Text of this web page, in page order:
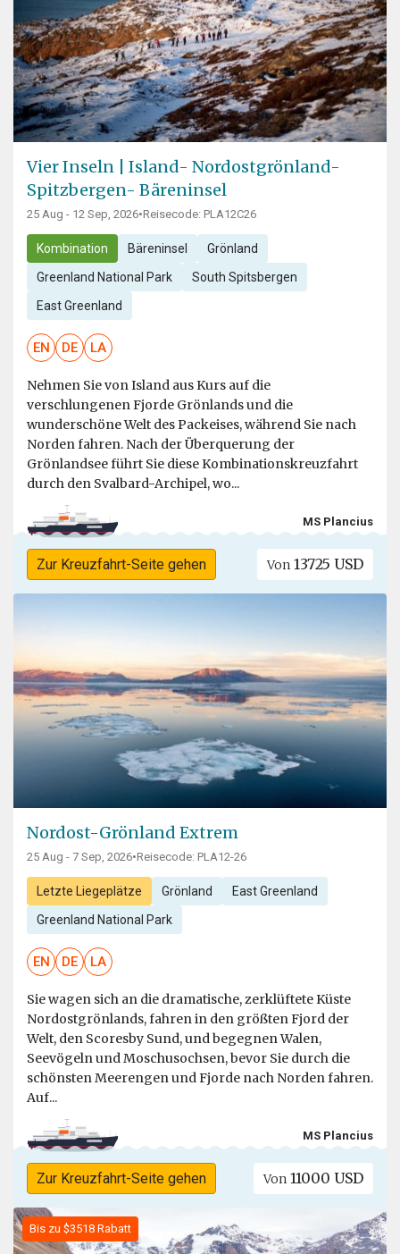
Vier Inseln | Island- Nordostgrönland-
Spitzbergen- Bäreninsel
25 Aug - 12 Sep, 2026•Reisecode: PLA12C26
Kombination Bäreninsel Grönland
Greenland National Park South Spitsbergen
East Greenland
EN DE LA
Nehmen Sie von Island aus Kurs auf die
verschlungenen Fjorde Grönlands und die
wunderschöne Welt des Packeises, während Sie nach
Norden fahren. Nach der Überquerung der
Grönlandsee führt Sie diese Kombinationskreuzfahrt
durch den Svalbard-Archipel, wo...
MS Plancius
Zur Kreuzfahrt-Seite gehen Von 13725 USD
Nordost-Grönland Extrem
25 Aug - 7 Sep, 2026•Reisecode: PLA12-26
Letzte Liegeplätze Grönland East Greenland
Greenland National Park
EN DE LA
Sie wagen sich an die dramatische, zerklüftete Küste
Nordostgrönlands, fahren in den größten Fjord der
Welt, den Scoresby Sund, und begegnen Walen,
Seevögeln und Moschusochsen, bevor Sie durch die
schönsten Meerengen und Fjorde nach Norden fahren.
Auf...
MS Plancius
Zur Kreuzfahrt-Seite gehen Von 11000 USD
Bis zu $3518 Rabatt